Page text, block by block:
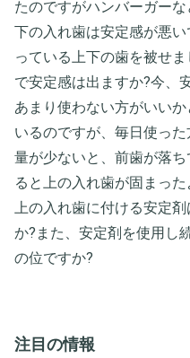
たのですがハンバーガーな
下の入れ歯は安定感が悪
っている上下の歯を被せ
で安定感は出ますか?今、
あまり使わない方がいい
いるのですが、毎日使っ
量が少ないと、前歯が落
ると上の入れ歯が固まっ
上の入れ歯に付ける安定
か?また、安定剤を使用し
の位ですか?
注目の情報